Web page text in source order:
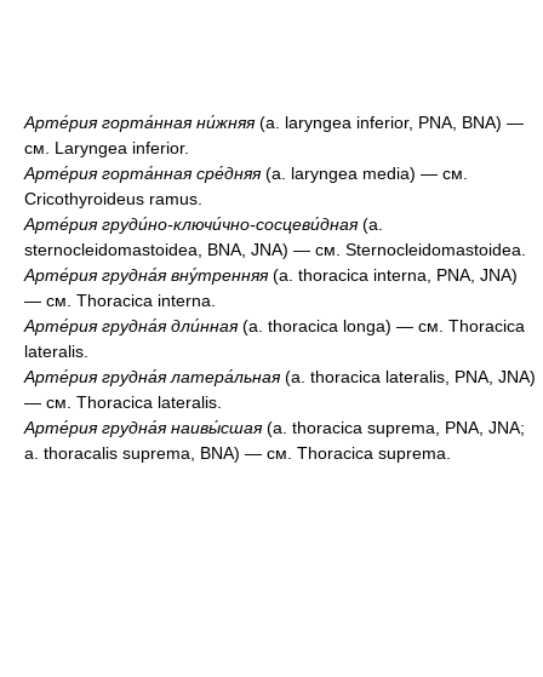
Арте́рия горта́нная ни́жняя(a. laryngea inferior, PNA, BNA) —
см. Laryngea inferior.
Арте́рия горта́нная сре́дняя(a. laryngea media) — см.
Cricothyroideus ramus.
Арте́рия груди́но-ключи́чно-сосцеви́дная(a.
sternocleidomastoidea, BNA, JNA) — см. Sternocleidomastoidea.
Арте́рия грудна́я вну́тренняя(a. thoracica interna, PNA, JNA)
— см. Thoracica interna.
Арте́рия грудна́я дли́нная(a. thoracica longa) — см. Thoracica
lateralis.
Арте́рия грудна́я латера́льная(a. thoracica lateralis, PNA, JNA)
— см. Thoracica lateralis.
Арте́рия грудна́я наивы́сшая(a. thoracica suprema, PNA, JNA;
a. thoracalis suprema, BNA) — см. Thoracica suprema.